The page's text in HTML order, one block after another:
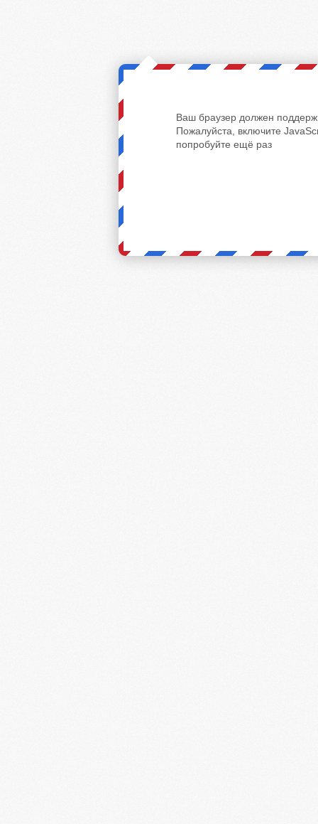
Ваш браузер должен
Пожалуйста, включите
попробуйте ещё раз